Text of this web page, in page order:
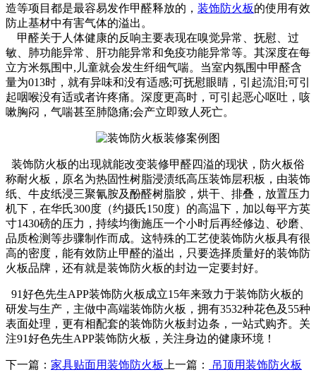
造等项目都是最容易发作甲醛释放的， 装饰防火板的使用有效
防止基材中有害气体的溢出。
甲醛关于人体健康的反响主要表现在嗅觉异常、抚慰、过
敏、肺功能异常、肝功能异常和免疫功能异常等。其深度在每
立方米氛围中,儿童就会发生纤细气喘。当室内氛围中甲醛含
量为013时，就有异味和没有适感;可抚慰眼睛，引起流泪;可引
起咽喉没有适或者许疼痛。深度更高时，可引起恶心呕吐，咳
嗽胸闷，气喘甚至肺隐痛;会产立即致人死亡。
装饰防火板的出现就能改变装修甲醛四溢的现状，防火板俗
称耐火板，原名为热固性树脂浸渍纸高压装饰层积板，由装饰
纸、牛皮纸浸三聚氰胺及酚醛树脂胶，烘干、排叠，放置压力
机下，在华氏300度（约摄氏150度）的高温下，加以每平方英
寸1430磅的压力，持续均衡施压一个小时后再经修边、砂磨、
品质检测等步骤制作而成。这特殊的工艺使装饰防火板具有很
高的密度，能有效防止甲醛的溢出，只要选择质量好的装饰防
火板品牌，还有就是装饰防火板的封边一定要封好。
91好色先生APP装饰防火板成立15年来致力于装饰防火板的
研发与生产，主做中高端装饰防火板，拥有3532种花色及55种
表面处理，更有相配套的装饰防火板封边条，一站式购齐。关
注91好色先生APP装饰防火板，关注身边的健康环境！
下一篇： 家具贴面用装饰防火板 上一篇： 吊顶用装饰防火板